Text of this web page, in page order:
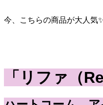
今、こちらの商品が大人気
「リファ（